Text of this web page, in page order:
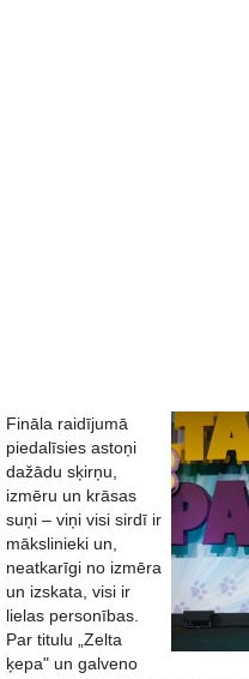
Fināla raidījumā
piedalīsies astoņi
dažādu sķirņu,
izmēru un krāsas
suņi – viņi visi sirdī ir
mākslinieki un,
neatkarīgi no izmēra
un izskata, visi ir
lielas personības.
Par titulu „Zelta
ķepa" un galveno